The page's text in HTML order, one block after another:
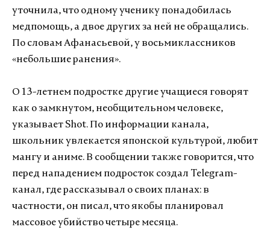
уточнила, что одному ученику понадобилась
медпомощь, а двое других за ней не обращались.
По словам Афанасьевой, у восьмиклассников
«небольшие ранения».
О 13-летнем подростке другие учащиеся говорят
как о замкнутом, необщительном человеке,
указывает Shot. По информации канала,
школьник увлекается японской культурой, любит
мангу и аниме. В сообщении также говорится, что
перед нападением подросток создал Telegram-
канал, где рассказывал о своих планах: в
частности, он писал, что якобы планировал
массовое убийство четыре месяца.